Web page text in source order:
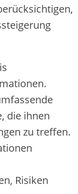
d‬ie ihnen
z‬u treffen.
Risiken